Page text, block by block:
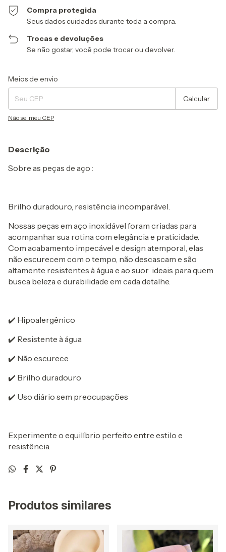
Compra protegida
Seus dados cuidados durante toda a compra.
Trocas e devoluções
Se não gostar, você pode trocar ou devolver.
Entregas para o CEP:
Meios de envio
Calcular
Não sei meu CEP
Descrição
Sobre as peças de aço :
Brilho duradouro, resistência incomparável.
Nossas peças em aço inoxidável foram criadas para
acompanhar sua rotina com elegância e praticidade.
Com acabamento impecável e design atemporal, elas
não escurecem com o tempo, não descascam e são
altamente resistentes à água e ao suor ideais para quem
busca beleza e durabilidade em cada detalhe.
✔️ Hipoalergênico
✔️ Resistente à água
✔️ Não escurece
✔️ Brilho duradouro
✔️ Uso diário sem preocupações
Experimente o equilíbrio perfeito entre estilo e
resistência.
Produtos similares